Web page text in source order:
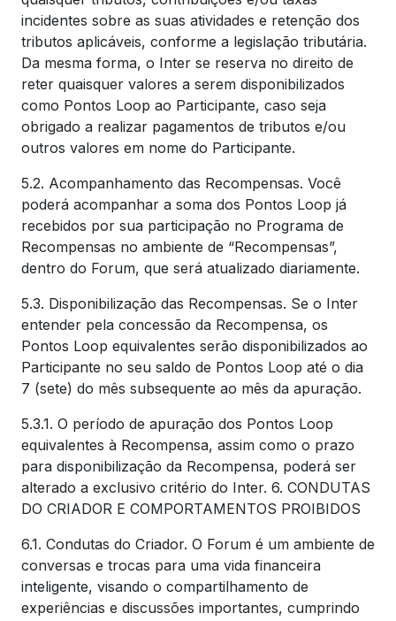
incidentes sobre as suas atividades e retenção dos
tributos aplicáveis, conforme a legislação tributária.
Da mesma forma, o Inter se reserva no direito de
reter quaisquer valores a serem disponibilizados
como Pontos Loop ao Participante, caso seja
obrigado a realizar pagamentos de tributos e/ou
outros valores em nome do Participante.
5.2. Acompanhamento das Recompensas. Você
poderá acompanhar a soma dos Pontos Loop já
recebidos por sua participação no Programa de
Recompensas no ambiente de “Recompensas”,
dentro do Forum, que será atualizado diariamente.
5.3. Disponibilização das Recompensas. Se o Inter
entender pela concessão da Recompensa, os
Pontos Loop equivalentes serão disponibilizados ao
Participante no seu saldo de Pontos Loop até o dia
7 (sete) do mês subsequente ao mês da apuração.
5.3.1. O período de apuração dos Pontos Loop
equivalentes à Recompensa, assim como o prazo
para disponibilização da Recompensa, poderá ser
alterado a exclusivo critério do Inter. 6. CONDUTAS
DO CRIADOR E COMPORTAMENTOS PROIBIDOS
6.1. Condutas do Criador. O Forum é um ambiente de
conversas e trocas para uma vida financeira
inteligente, visando o compartilhamento de
experiências e discussões importantes, cumprindo